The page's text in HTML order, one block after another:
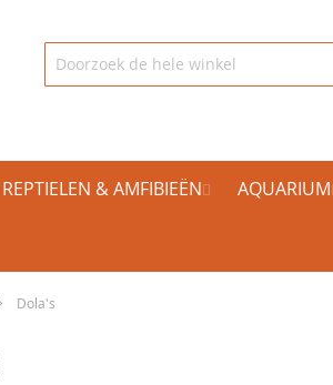
REPTIELEN & AMFIBIEËN AQUARIUM
Dola's